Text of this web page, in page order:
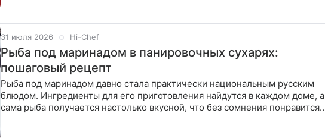
31 июля 2026 Hi-Chef
Рыба под маринадом в панировочных сухарях:
пошаговый рецепт
Рыба под маринадом давно стала практически национальным русским
блюдом. Ингредиенты для его приготовления найдутся в каждом доме, а
сама рыба получается настолько вкусной, что без сомнения понравится